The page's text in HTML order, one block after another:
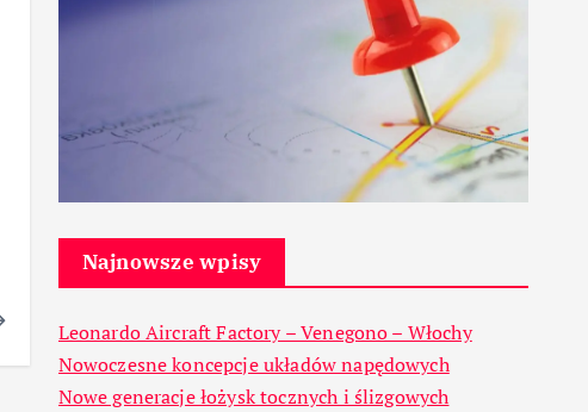
Najnowsze wpisy
Leonardo Aircraft Factory – Venegono – Włochy
Nowoczesne koncepcje układów napędowych
Nowe generacje łożysk tocznych i ślizgowych